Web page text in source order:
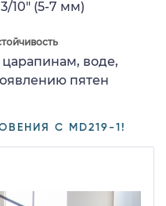
10" (5-7 мм)
царапинам, воде,
пятен
С MD219-1!